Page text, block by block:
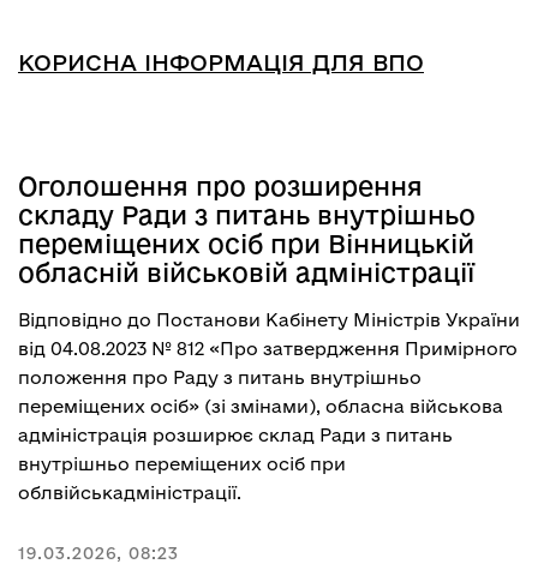
КОРИСНА ІНФОРМАЦІЯ ДЛЯ ВПО
Оголошення про розширення
складу Ради з питань внутрішньо
переміщених осіб при Вінницькій
обласній військовій адміністрації
Відповідно до Постанови Кабінету Міністрів України
від 04.08.2023 № 812 «Про затвердження Примірного
положення про Раду з питань внутрішньо
переміщених осіб» (зі змінами), обласна військова
адміністрація розширює склад Ради з питань
внутрішньо переміщених осіб при
облвійськадміністрації.
19.03.2026, 08:23